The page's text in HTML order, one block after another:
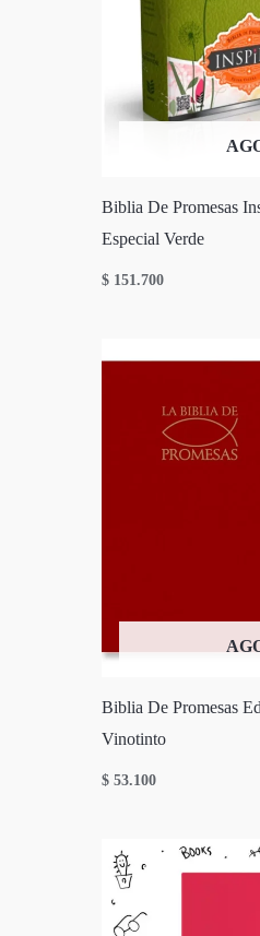
Biblia De Promesas
Especial Verde
$ 151.700
Biblia De Promesas
Vinotinto
$ 53.100